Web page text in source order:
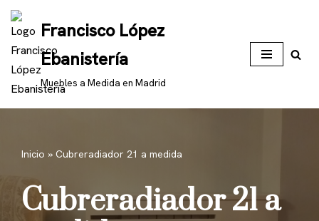
Saltar
al
contenido
Francisco López
Ebanistería
Muebles a Medida en Madrid
Inicio » Cubreradiador 21 a medida
Cubreradiador 21 a